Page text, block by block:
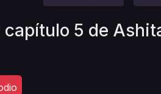
capítulo 5 de